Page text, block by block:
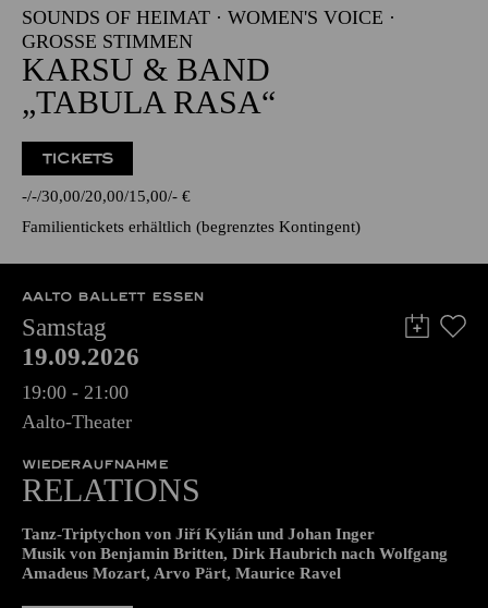
SOUNDS OF HEIMAT · WOMEN'S VOICE ·
GROSSE STIMMEN
KARSU & BAND
„TABULA RASA“
TICKETS
- - 30,00 20,00 15,00 - €
Familientickets erhältlich (begrenztes Kontingent)
AALTO BALLETT ESSEN
Samstag
19.09.2026
19:00 - 21:00
Aalto-Theater
WIEDERAUFNAHME
RELATIONS
Tanz-Triptychon von Jiří Kylián und Johan Inger
Musik von Benjamin Britten, Dirk Haubrich nach Wolfgang
Amadeus Mozart, Arvo Pärt, Maurice Ravel